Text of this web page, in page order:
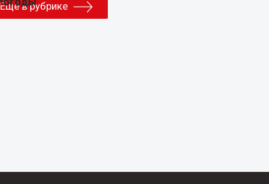
Еще в рубрике